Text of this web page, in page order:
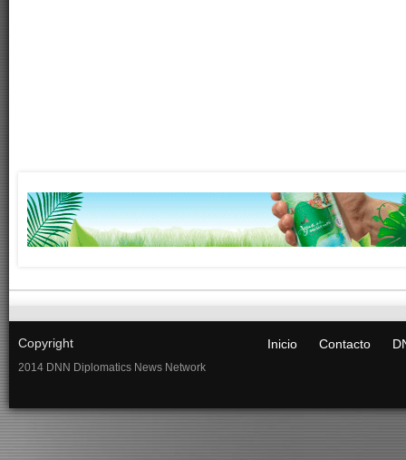
Copyright
2014 DNN Diplomatics News Network
Inicio Contacto